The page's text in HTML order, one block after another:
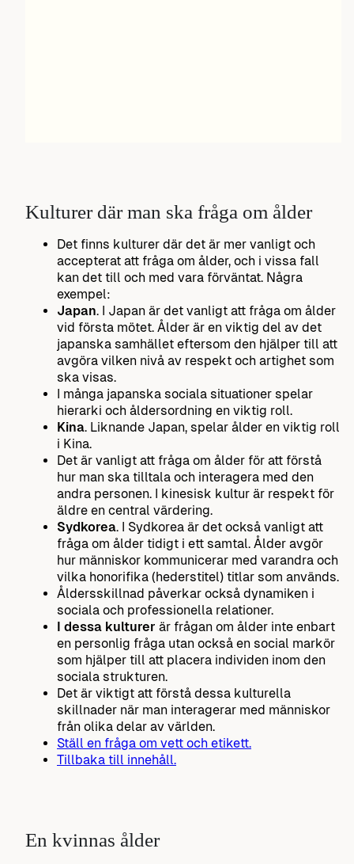
Kulturer där man ska fråga om ålder
Det finns kulturer där det är mer vanligt och
accepterat att fråga om ålder, och i vissa fall
kan det till och med vara förväntat. Några
exempel:
Japan. I Japan är det vanligt att fråga om ålder
vid första mötet. Ålder är en viktig del av det
japanska samhället eftersom den hjälper till att
avgöra vilken nivå av respekt och artighet som
ska visas.
I många japanska sociala situationer spelar
hierarki och åldersordning en viktig roll.
Kina. Liknande Japan, spelar ålder en viktig roll
i Kina.
Det är vanligt att fråga om ålder för att förstå
hur man ska tilltala och interagera med den
andra personen. I kinesisk kultur är respekt för
äldre en central värdering.
Sydkorea. I Sydkorea är det också vanligt att
fråga om ålder tidigt i ett samtal. Ålder avgör
hur människor kommunicerar med varandra och
vilka honorifika (hederstitel) titlar som används.
Åldersskillnad påverkar också dynamiken i
sociala och professionella relationer.
I dessa kulturer är frågan om ålder inte enbart
en personlig fråga utan också en social markör
som hjälper till att placera individen inom den
sociala strukturen.
Det är viktigt att förstå dessa kulturella
skillnader när man interagerar med människor
från olika delar av världen.
Ställ en fråga om vett och etikett.
Tillbaka till innehåll.
En kvinnas ålder